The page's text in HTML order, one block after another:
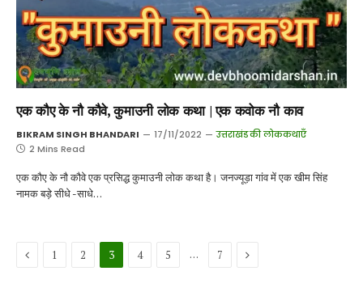
एक कौए के नौ कौवे, कुमाउनी लोक कथा | एक कवोक नौ काव
BIKRAM SINGH BHANDARI 17/11/2022
उत्तराखंड की लोककथाएँ
2 Mins Read
एक कौए के नौ कौवे एक प्रसिद्ध कुमाउनी लोक कथा है। जनज्यूड़ा गांव में एक खीम सिंह
नामक बड़े सीधे -साधे…
Previous
1 2 3 4 5 … 7 Next